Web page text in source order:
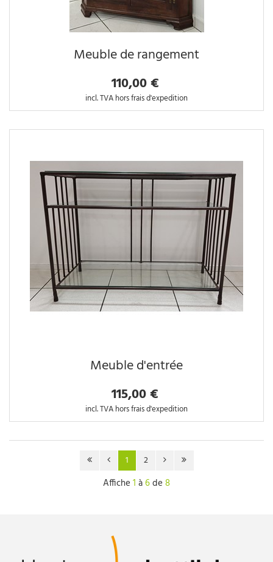
Meuble de rangement
110,00 €
incl. TVA hors frais d'expedition
Meuble d'entrée
115,00 €
incl. TVA hors frais d'expedition
1 2
Affiche 1 à6de 8